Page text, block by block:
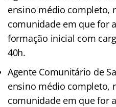
ensino médio completo,
comunidade em que for
formação inicial com
40h.
Agente Comunitário de
ensino médio completo,
comunidade em que for